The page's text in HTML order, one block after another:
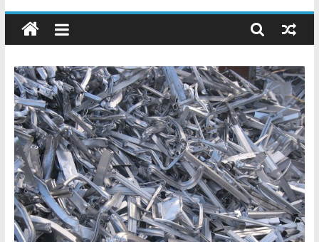
Chatarreros
–
Precio
de
Chatarra
Directorio
de